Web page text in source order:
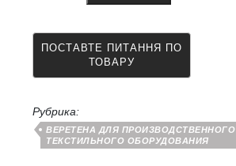
ВПЛ
Рубрика:
ВЕРЕТЕНА ДЛЯ ПРОИЗВОДСТВЕННОГО
ТЕКСТИЛЬНОГО ОБОРУДОВАНИЯ